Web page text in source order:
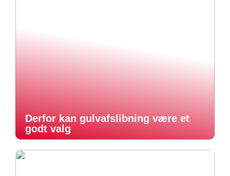
Derfor kan gulvafslibning være et
godt valg